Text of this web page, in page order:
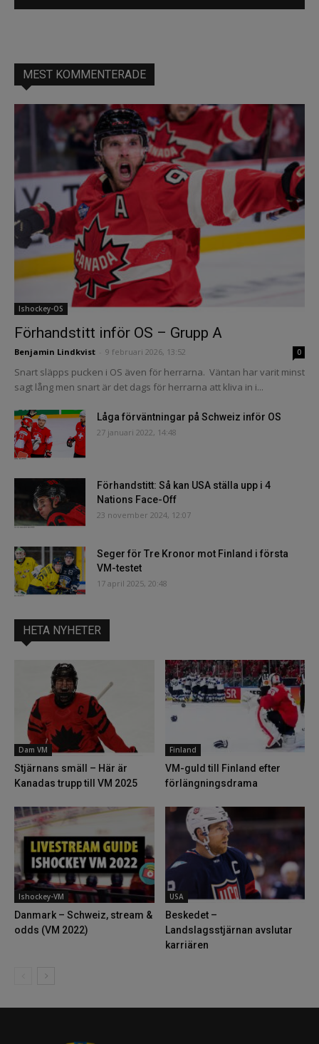
MEST KOMMENTERADE
Ishockey-OS
Förhandstitt inför OS – Grupp A
Benjamin Lindkvist 9 februari 2026, 13:52 0
Snart släpps pucken i OS även för herrarna. Väntan har varit minst
sagt lång men snart är det dags för herrarna att kliva in i...
Låga förväntningar på Schweiz inför OS
27 januari 2022, 14:48
Förhandstitt: Så kan USA ställa upp i 4
Nations Face-Off
23 november 2024, 12:07
Seger för Tre Kronor mot Finland i första
VM-testet
17 april 2025, 20:48
HETA NYHETER
Dam VM
Stjärnans smäll – Här är
Kanadas trupp till VM 2025
Finland
VM-guld till Finland efter
förlängningsdrama
Ishockey-VM
Danmark – Schweiz, stream &
odds (VM 2022)
USA
Beskedet –
Landslagsstjärnan avslutar
karriären